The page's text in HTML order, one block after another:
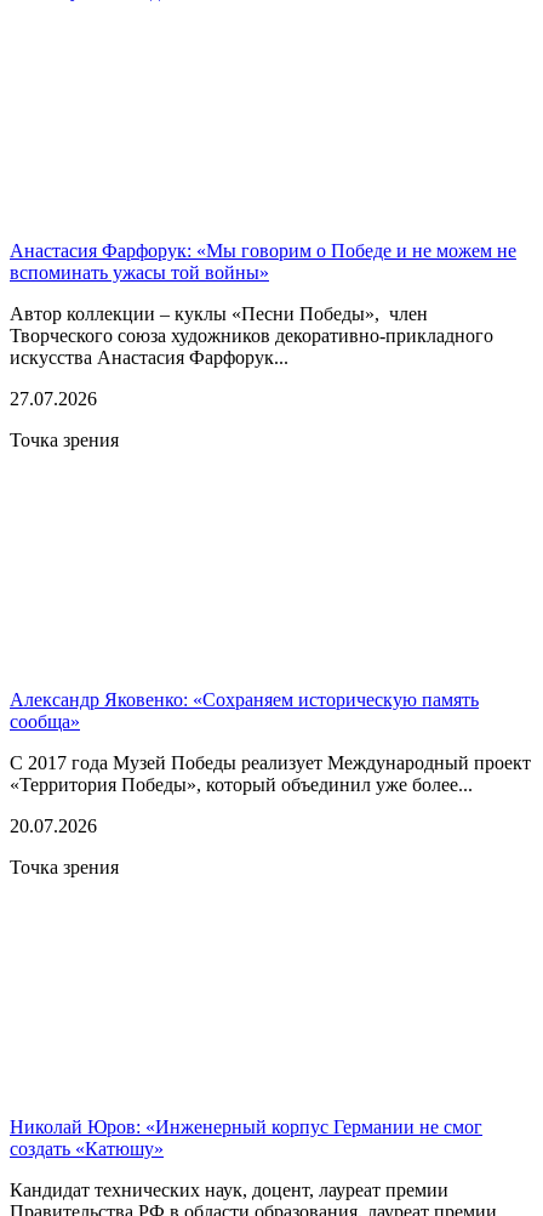
Анастасия Фарфорук: «Мы говорим о Победе и не можем не
вспоминать ужасы той войны»
Автор коллекции – куклы «Песни Победы», член
Творческого союза художников декоративно-прикладного
искусства Анастасия Фарфорук...
27.07.2026
Точка зрения
Александр Яковенко: «Сохраняем историческую память
сообща»
С 2017 года Музей Победы реализует Международный проект
«Территория Победы», который объединил уже более...
20.07.2026
Точка зрения
Николай Юров: «Инженерный корпус Германии не смог
создать «Катюшу»
Кандидат технических наук, доцент, лауреат премии
Правительства РФ в области образования, лауреат премии